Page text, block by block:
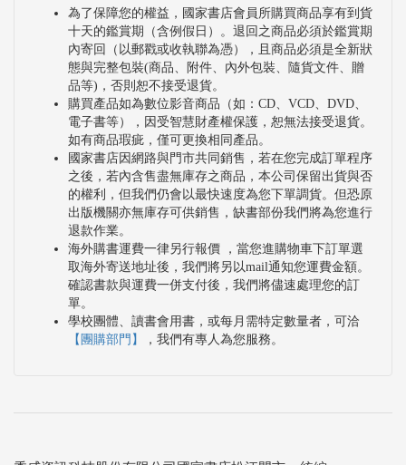
為了保障您的權益，國家書店會員所購買商品享有到貨
十天的鑑賞期（含例假日）。退回之商品必須於鑑賞期
內寄回（以郵戳或收執聯為憑），且商品必須是全新狀
態與完整包裝(商品、附件、內外包裝、隨貨文件、贈
品等)，否則恕不接受退貨。
購買產品如為數位影音商品（如：CD、VCD、DVD、
電子書等），因受智慧財產權保護，恕無法接受退貨。
如有商品瑕疵，僅可更換相同產品。
國家書店因網路與門市共同銷售，若在您完成訂單程序
之後，若內含售盡無庫存之商品，本公司保留出貨與否
的權利，但我們仍會以最快速度為您下單調貨。但恐原
出版機關亦無庫存可供銷售，缺書部份我們將為您進行
退款作業。
海外購書運費一律另行報價 ，當您進購物車下訂單選
取海外寄送地址後，我們將另以mail通知您運費金額。
確認書款與運費一併支付後，我們將儘速處理您的訂
單。
學校團體、讀書會用書，或每月需特定數量者，可洽
【團購部門】
，我們有專人為您服務。